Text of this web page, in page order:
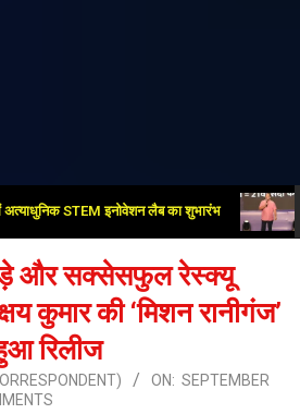
STEM इनोवेशन लैब का शुभारंभ
और सक्सेसफुल रेस्क्यू
कुमार की ‘मिशन रानीगंज’
रिलीज
ON: SEPTEMBER